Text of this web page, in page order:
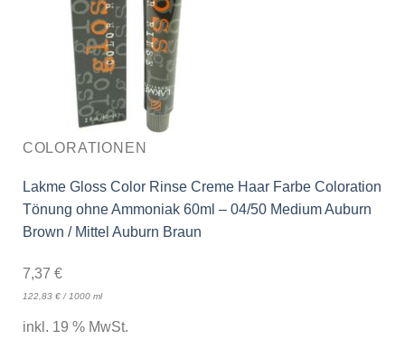
COLORATIONEN
Lakme Gloss Color Rinse Creme Haar Farbe Coloration
Tönung ohne Ammoniak 60ml – 04/50 Medium Auburn
Brown / Mittel Auburn Braun
7,37 €
122,83 €/ 1000 ml
inkl. 19 % MwSt.